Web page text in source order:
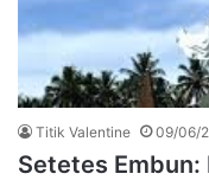
Titik Valentine 09/06/
Setetes